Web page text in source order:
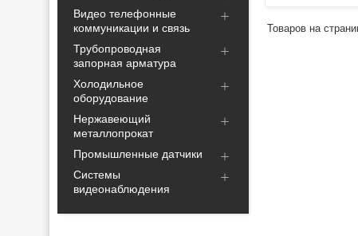
Видео телефонные
коммуникации и связь
Трубопроводная
запорная арматура
Холодильное
оборудование
Нержавеющий
металлопрокат
Промышленные датчики
Системы
видеонаблюдения